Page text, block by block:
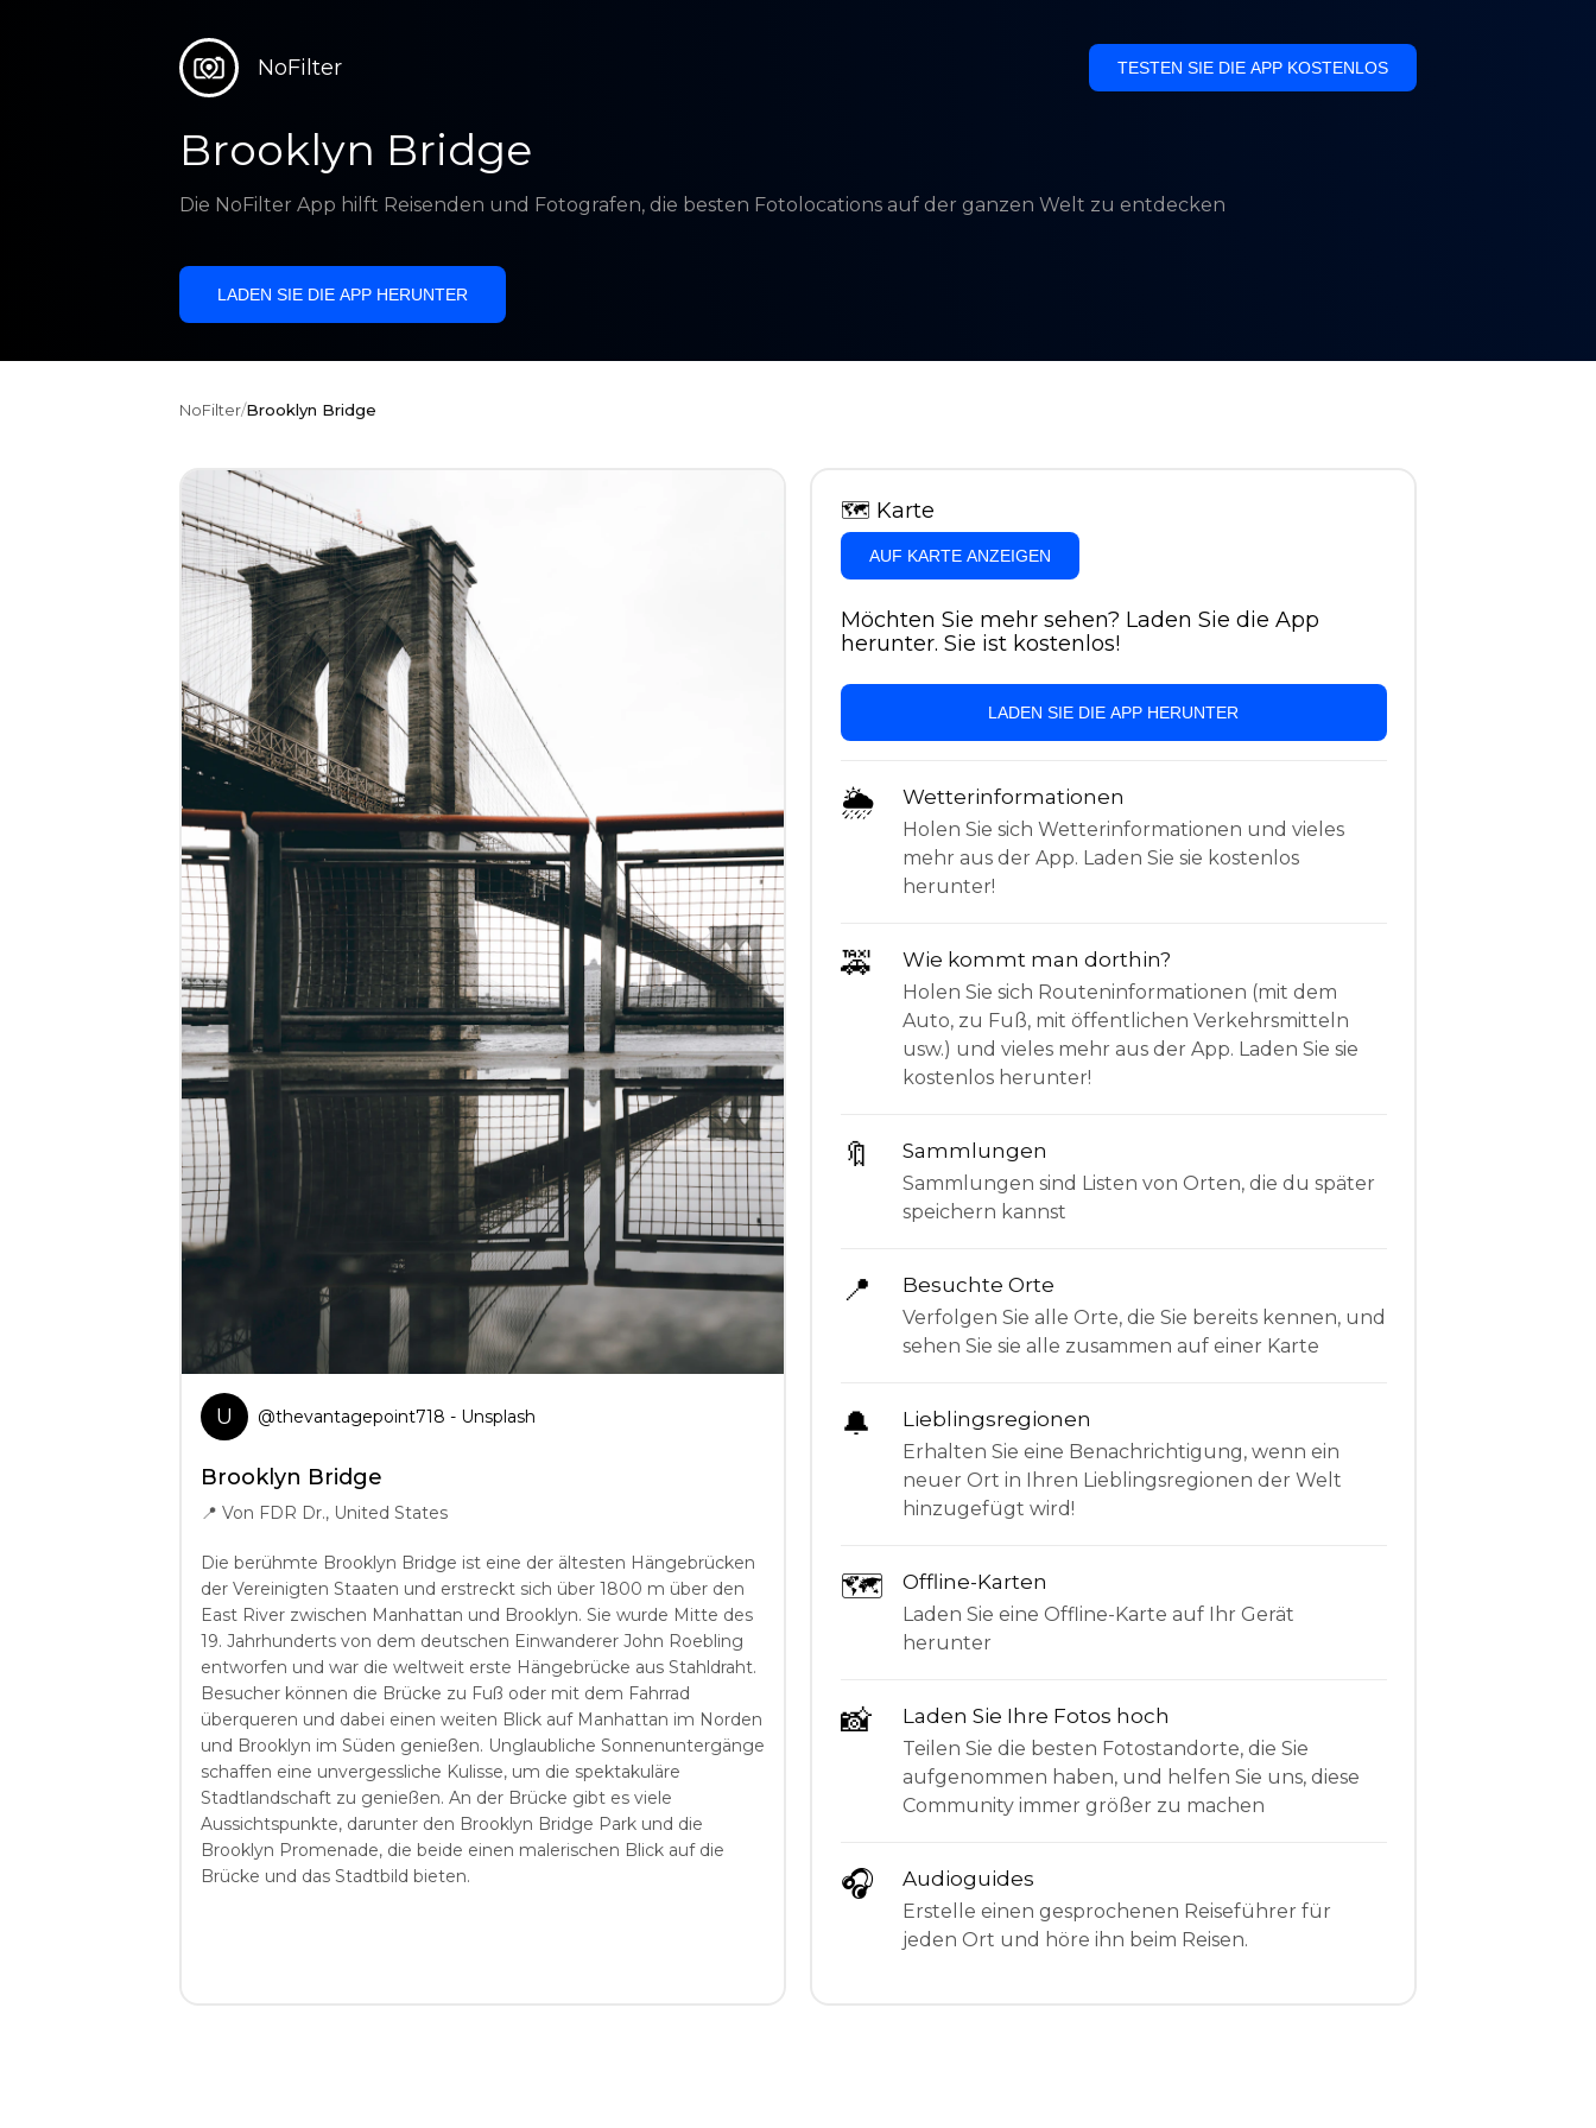
NoFilter TESTEN SIE DIE APP KOSTENLOS
Brooklyn Bridge
Die NoFilter App hilft Reisenden und Fotografen, die besten Fotolocations auf der ganzen Welt zu entdecken
LADEN SIE DIE APP HERUNTER
NoFilter/Brooklyn Bridge
U @thevantagepoint718 - Unsplash
Brooklyn Bridge
📍 Von FDR Dr., United States
Die berühmte Brooklyn Bridge ist eine der ältesten Hängebrücken
der Vereinigten Staaten und erstreckt sich über 1800 m über den
East River zwischen Manhattan und Brooklyn. Sie wurde Mitte des
19. Jahrhunderts von dem deutschen Einwanderer John Roebling
entworfen und war die weltweit erste Hängebrücke aus Stahldraht.
Besucher können die Brücke zu Fuß oder mit dem Fahrrad
überqueren und dabei einen weiten Blick auf Manhattan im Norden
und Brooklyn im Süden genießen. Unglaubliche Sonnenuntergänge
schaffen eine unvergessliche Kulisse, um die spektakuläre
Stadtlandschaft zu genießen. An der Brücke gibt es viele
Aussichtspunkte, darunter den Brooklyn Bridge Park und die
Brooklyn Promenade, die beide einen malerischen Blick auf die
Brücke und das Stadtbild bieten.
🗺 Karte
AUF KARTE ANZEIGEN
Möchten Sie mehr sehen? Laden Sie die App
herunter. Sie ist kostenlos!
LADEN SIE DIE APP HERUNTER
🌦 Wetterinformationen
Holen Sie sich Wetterinformationen und vieles
mehr aus der App. Laden Sie sie kostenlos
herunter!
🚕 Wie kommt man dorthin?
Holen Sie sich Routeninformationen (mit dem
Auto, zu Fuß, mit öffentlichen Verkehrsmitteln
usw.) und vieles mehr aus der App. Laden Sie sie
kostenlos herunter!
🔖 Sammlungen
Sammlungen sind Listen von Orten, die du später
speichern kannst
📍 Besuchte Orte
Verfolgen Sie alle Orte, die Sie bereits kennen, und
sehen Sie sie alle zusammen auf einer Karte
🔔 Lieblingsregionen
Erhalten Sie eine Benachrichtigung, wenn ein
neuer Ort in Ihren Lieblingsregionen der Welt
hinzugefügt wird!
🗺 Offline-Karten
Laden Sie eine Offline-Karte auf Ihr Gerät
herunter
📸 Laden Sie Ihre Fotos hoch
Teilen Sie die besten Fotostandorte, die Sie
aufgenommen haben, und helfen Sie uns, diese
Community immer größer zu machen
🎧 Audioguides
Erstelle einen gesprochenen Reiseführer für
jeden Ort und höre ihn beim Reisen.